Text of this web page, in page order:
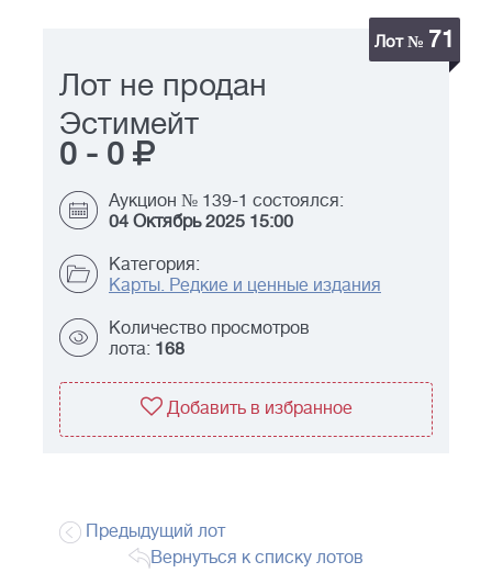
Лот № 71
Лот не продан
Эстимейт
0 - 0
Аукцион № 139-1 состоялся:
04 Октябрь 2025 15:00
Категория:
Карты. Редкие и ценные издания
Количество просмотров
лота: 168
Добавить в избранное
Предыдущий лот
Вернуться к списку лотов